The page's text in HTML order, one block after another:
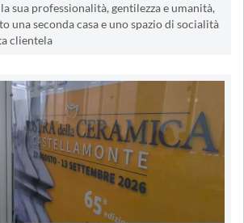
sua professionalità, gentilezza e umanità,
una seconda casa e uno spazio di socialità
clientela